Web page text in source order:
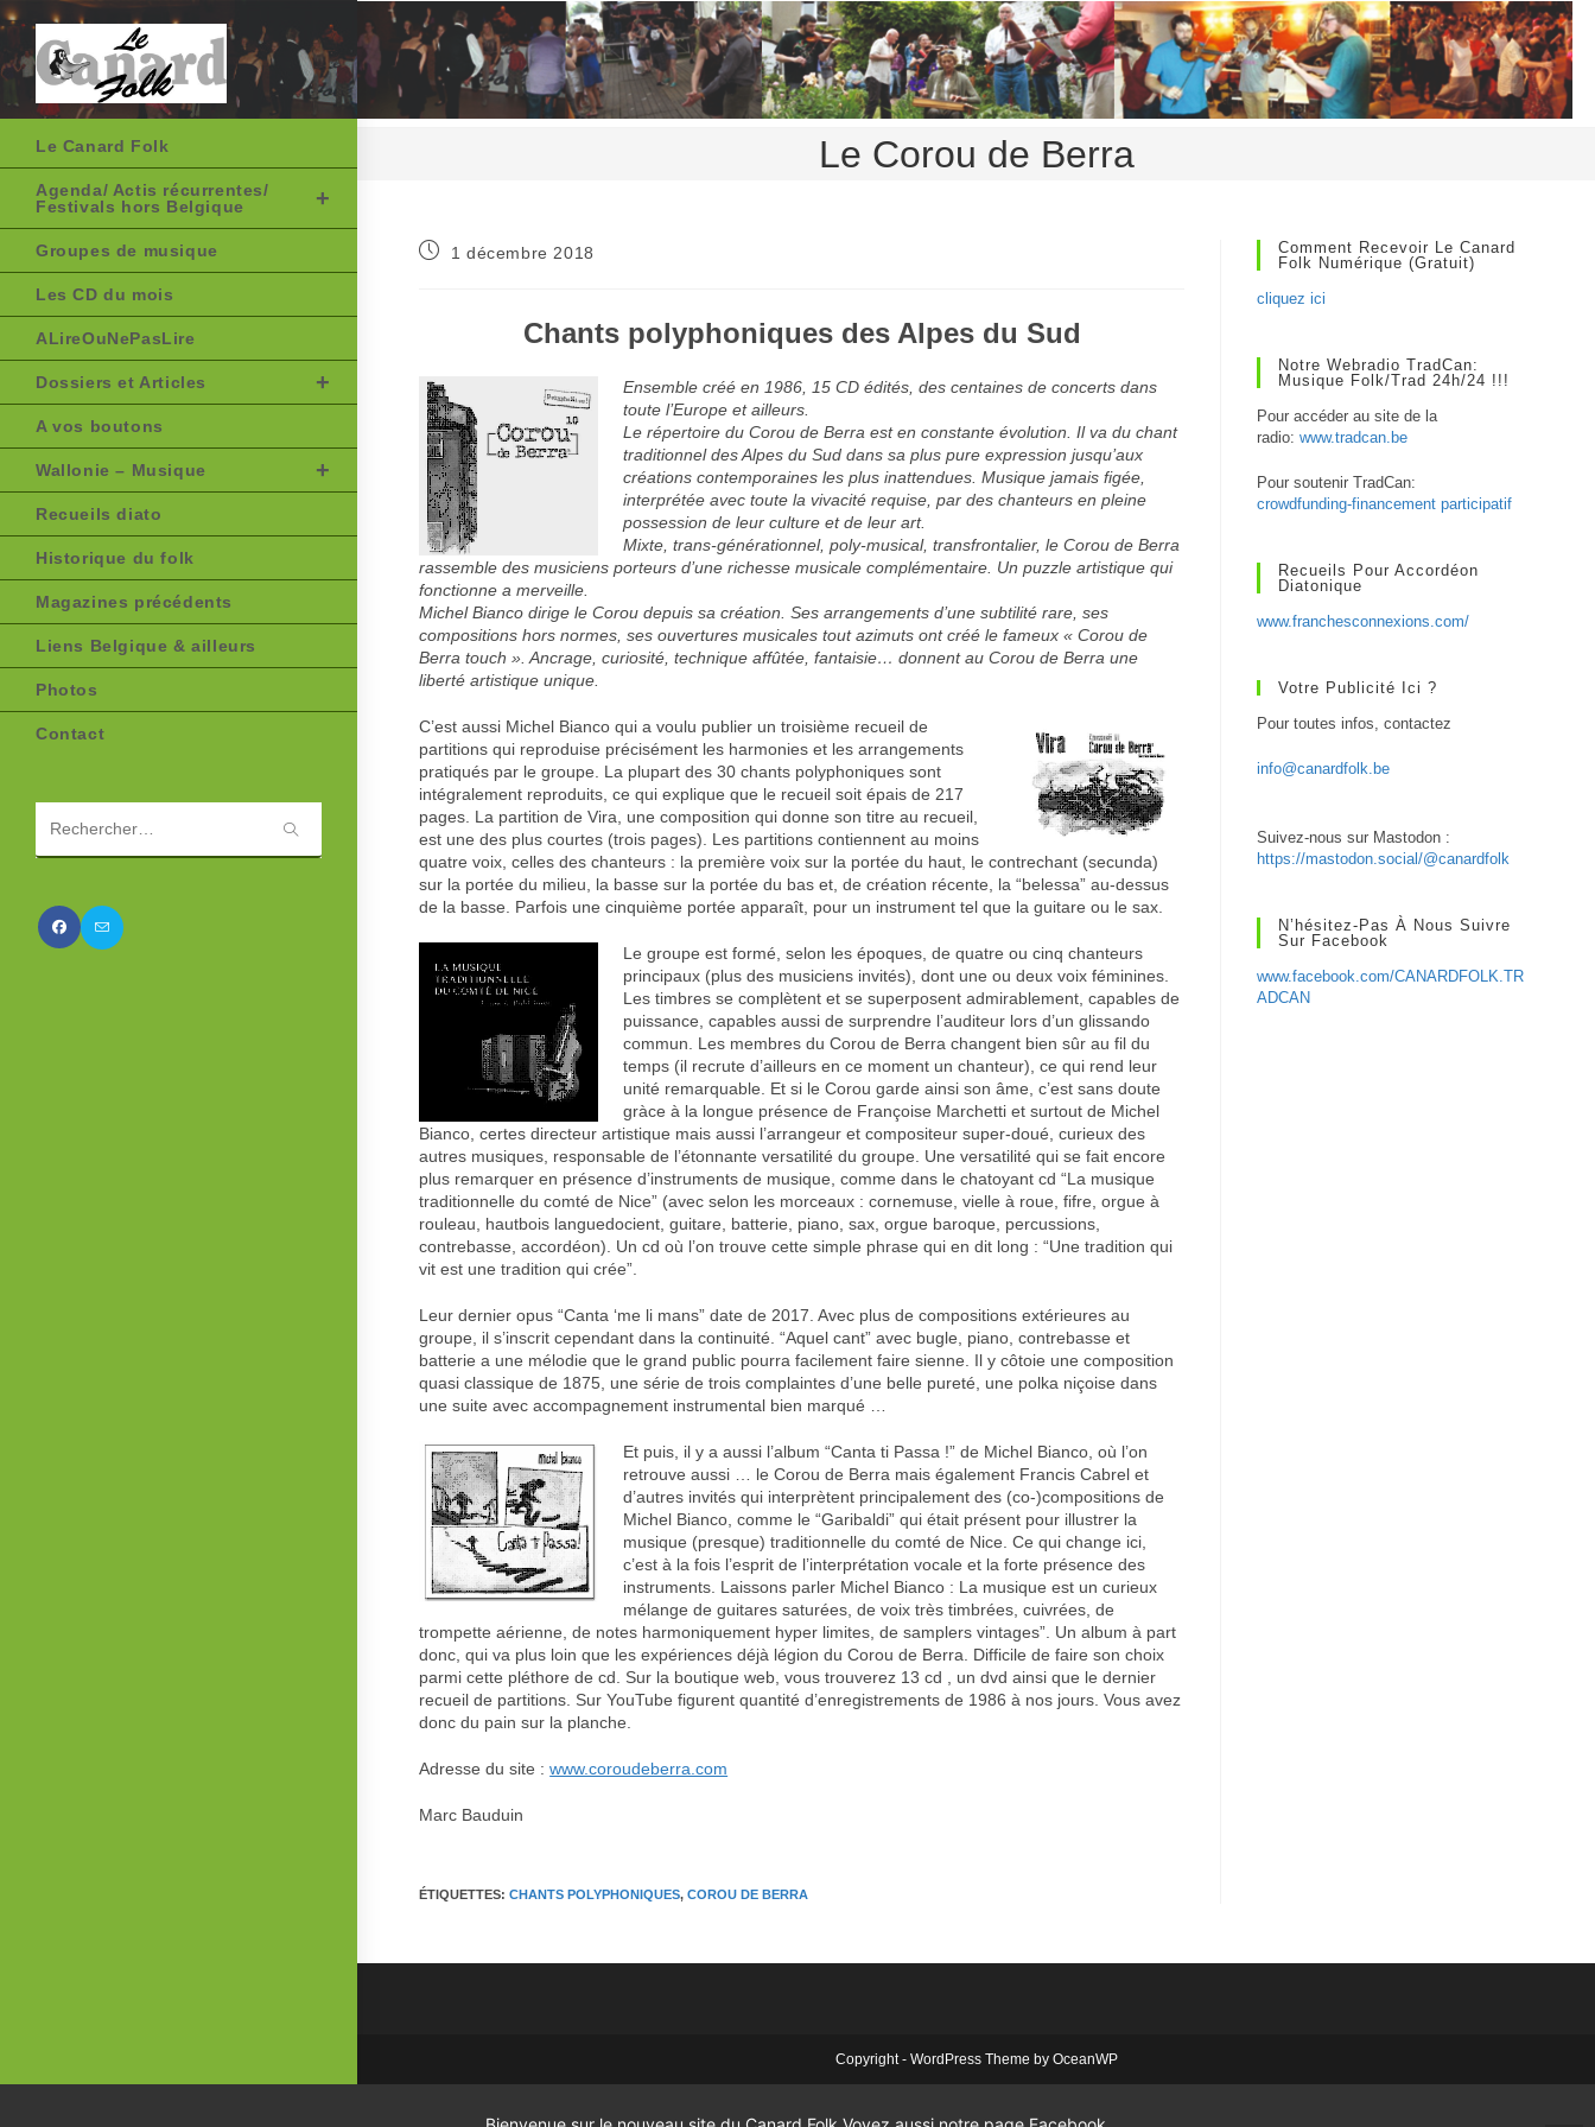
to
content
Le Canard Folk
Agenda/ Actis récurrentes/
Festivals hors Belgique
Groupes de musique
Les CD du mois
ALireOuNePasLire
Dossiers et Articles
A vos boutons
Wallonie – Musique
Recueils diato
Historique du folk
Magazines précédents
Liens Belgique & ailleurs
Photos
Contact
Rechercher
sur
site
Le Corou de Berra
Publication
1 décembre 2018
Chants polyphoniques des Alpes du Sud
Ensemble créé en 1986, 15 CD édités, des centaines de concerts dans
toute l’Europe et ailleurs.
Le répertoire du Corou de Berra est en constante évolution. Il va du chant
traditionnel des Alpes du Sud dans sa plus pure expression jusqu’aux
créations contemporaines les plus inattendues. Musique jamais figée,
interprétée avec toute la vivacité requise, par des chanteurs en pleine
possession de leur culture et de leur art.
Mixte, trans-générationnel, poly-musical, transfrontalier, le Corou de Berra
rassemble des musiciens porteurs d’une richesse musicale complémentaire. Un puzzle artistique qui
fonctionne a merveille.
Michel Bianco dirige le Corou depuis sa création. Ses arrangements d’une subtilité rare, ses
compositions hors normes, ses ouvertures musicales tout azimuts ont créé le fameux « Corou de
Berra touch ». Ancrage, curiosité, technique affûtée, fantaisie… donnent au Corou de Berra une
liberté artistique unique.
C’est aussi Michel Bianco qui a voulu publier un troisième recueil de
partitions qui reproduise précisément les harmonies et les arrangements
pratiqués par le groupe. La plupart des 30 chants polyphoniques sont
intégralement reproduits, ce qui explique que le recueil soit épais de 217
pages. La partition de Vira, une composition qui donne son titre au recueil,
est une des plus courtes (trois pages). Les partitions contiennent au moins
quatre voix, celles des chanteurs : la première voix sur la portée du haut, le contrechant (secunda)
sur la portée du milieu, la basse sur la portée du bas et, de création récente, la “belessa” au-dessus
de la basse. Parfois une cinquième portée apparaît, pour un instrument tel que la guitare ou le sax.
Le groupe est formé, selon les époques, de quatre ou cinq chanteurs
principaux (plus des musiciens invités), dont une ou deux voix féminines.
Les timbres se complètent et se superposent admirablement, capables de
puissance, capables aussi de surprendre l’auditeur lors d’un glissando
commun. Les membres du Corou de Berra changent bien sûr au fil du
temps (il recrute d’ailleurs en ce moment un chanteur), ce qui rend leur
unité remarquable. Et si le Corou garde ainsi son âme, c’est sans doute
gràce à la longue présence de Françoise Marchetti et surtout de Michel
Bianco, certes directeur artistique mais aussi l’arrangeur et compositeur super-doué, curieux des
autres musiques, responsable de l’étonnante versatilité du groupe. Une versatilité qui se fait encore
plus remarquer en présence d’instruments de musique, comme dans le chatoyant cd “La musique
traditionnelle du comté de Nice” (avec selon les morceaux : cornemuse, vielle à roue, fifre, orgue à
rouleau, hautbois languedocient, guitare, batterie, piano, sax, orgue baroque, percussions,
contrebasse, accordéon). Un cd où l’on trouve cette simple phrase qui en dit long : “Une tradition qui
vit est une tradition qui crée”.
Leur dernier opus “Canta ‘me li mans” date de 2017. Avec plus de compositions extérieures au
groupe, il s’inscrit cependant dans la continuité. “Aquel cant” avec bugle, piano, contrebasse et
batterie a une mélodie que le grand public pourra facilement faire sienne. Il y côtoie une composition
quasi classique de 1875, une série de trois complaintes d’une belle pureté, une polka niçoise dans
une suite avec accompagnement instrumental bien marqué …
Et puis, il y a aussi l’album “Canta ti Passa !” de Michel Bianco, où l’on
retrouve aussi … le Corou de Berra mais également Francis Cabrel et
d’autres invités qui interprètent principalement des (co-)compositions de
Michel Bianco, comme le “Garibaldi” qui était présent pour illustrer la
musique (presque) traditionnelle du comté de Nice. Ce qui change ici,
c’est à la fois l’esprit de l’interprétation vocale et la forte présence des
instruments. Laissons parler Michel Bianco : La musique est un curieux
mélange de guitares saturées, de voix très timbrées, cuivrées, de
trompette aérienne, de notes harmoniquement hyper limites, de samplers vintages”. Un album à part
donc, qui va plus loin que les expériences déjà légion du Corou de Berra. Difficile de faire son choix
parmi cette pléthore de cd. Sur la boutique web, vous trouverez 13 cd , un dvd ainsi que le dernier
recueil de partitions. Sur YouTube figurent quantité d’enregistrements de 1986 à nos jours. Vous avez
donc du pain sur la planche.
Adresse du site :www.coroudeberra.com
Marc Bauduin
ÉTIQUETTES:CHANTS POLYPHONIQUES, COROU DE BERRA
Comment Recevoir Le Canard
Folk Numérique (gratuit)
cliquez ici
Notre Webradio TradCan:
Musique Folk/Trad 24h/24 !!!
Pour accéder au site de la
radio:www.tradcan.be
Pour soutenir TradCan:
crowdfunding-financement participatif
Recueils Pour Accordéon
Diatonique
www.franchesconnexions.com/
Votre Publicité Ici ?
Pour toutes infos, contactez
info@canardfolk.be
Suivez-nous sur Mastodon :
https://mastodon.social/@canardfolk
N’hésitez-Pas À Nous Suivre
Sur Facebook
www.facebook.com/CANARDFOLK.TR
ADCAN
Copyright - WordPress Theme by OceanWP